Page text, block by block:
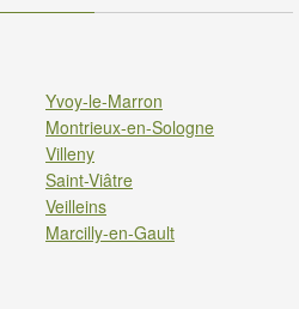
Yvoy-le-Marron
Montrieux-en-Sologne
Villeny
Saint-Viâtre
Veilleins
Marcilly-en-Gault